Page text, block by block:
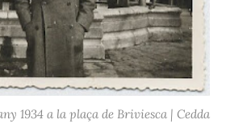
1934 a la plaça de Briviesca | Cedda